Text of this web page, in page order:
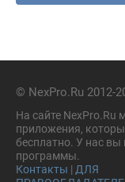
© NexPro.Ru 2012-
На сайте NexPro.Ru
приложения,
бесплатно. У нас
программы.
Контакты | ДЛЯ